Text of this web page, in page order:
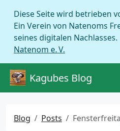
Diese Seite wird betrieben
Ein Verein von Natenoms
seines digitalen
Natenom e. V.
Kagubes Blog
Blog Posts